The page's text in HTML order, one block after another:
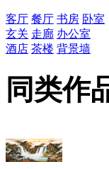
客厅 餐厅 书房 卧室
玄关 走廊 办公室
酒店 茶楼 背景墙
同类作